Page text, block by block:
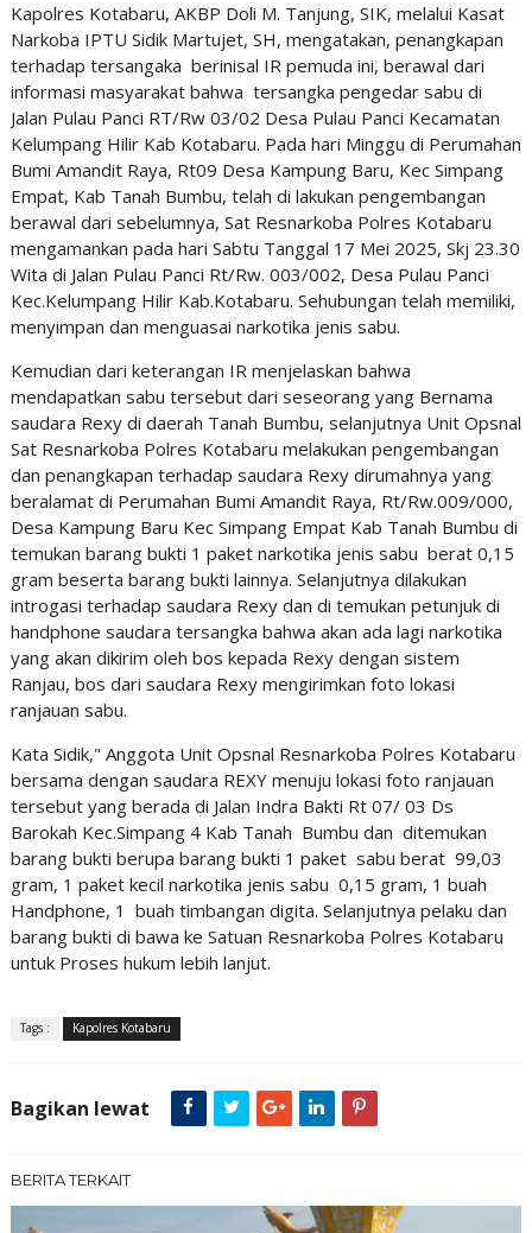
Kapolres Kotabaru, AKBP Doli M. Tanjung, SIK, melalui Kasat
Narkoba IPTU Sidik Martujet, SH, mengatakan, penangkapan
terhadap tersangaka berinisal IR pemuda ini, berawal dari
informasi masyarakat bahwa tersangka pengedar sabu di
Jalan Pulau Panci RT/Rw 03/02 Desa Pulau Panci Kecamatan
Kelumpang Hilir Kab Kotabaru. Pada hari Minggu di Perumahan
Bumi Amandit Raya, Rt09 Desa Kampung Baru, Kec Simpang
Empat, Kab Tanah Bumbu, telah di lakukan pengembangan
berawal dari sebelumnya, Sat Resnarkoba Polres Kotabaru
mengamankan pada hari Sabtu Tanggal 17 Mei 2025, Skj 23.30
Wita di Jalan Pulau Panci Rt/Rw. 003/002, Desa Pulau Panci
Kec.Kelumpang Hilir Kab.Kotabaru. Sehubungan telah memiliki,
menyimpan dan menguasai narkotika jenis sabu.
Kemudian dari keterangan IR menjelaskan bahwa
mendapatkan sabu tersebut dari seseorang yang Bernama
saudara Rexy di daerah Tanah Bumbu, selanjutnya Unit Opsnal
Sat Resnarkoba Polres Kotabaru melakukan pengembangan
dan penangkapan terhadap saudara Rexy dirumahnya yang
beralamat di Perumahan Bumi Amandit Raya, Rt/Rw.009/000,
Desa Kampung Baru Kec Simpang Empat Kab Tanah Bumbu di
temukan barang bukti 1 paket narkotika jenis sabu berat 0,15
gram beserta barang bukti lainnya. Selanjutnya dilakukan
introgasi terhadap saudara Rexy dan di temukan petunjuk di
handphone saudara tersangka bahwa akan ada lagi narkotika
yang akan dikirim oleh bos kepada Rexy dengan sistem
Ranjau, bos dari saudara Rexy mengirimkan foto lokasi
ranjauan sabu.
Kata Sidik," Anggota Unit Opsnal Resnarkoba Polres Kotabaru
bersama dengan saudara REXY menuju lokasi foto ranjauan
tersebut yang berada di Jalan Indra Bakti Rt 07/ 03 Ds
Barokah Kec.Simpang 4 Kab Tanah Bumbu dan ditemukan
barang bukti berupa barang bukti 1 paket sabu berat 99,03
gram, 1 paket kecil narkotika jenis sabu 0,15 gram, 1 buah
Handphone, 1 buah timbangan digita. Selanjutnya pelaku dan
barang bukti di bawa ke Satuan Resnarkoba Polres Kotabaru
untuk Proses hukum lebih lanjut.
Tags : Kapolres Kotabaru
Bagikan lewat
BERITA TERKAIT